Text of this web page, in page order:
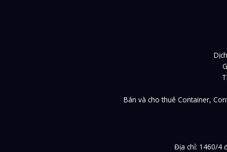
Bán và cho thuê Container,
Địa chỉ: 1460/4